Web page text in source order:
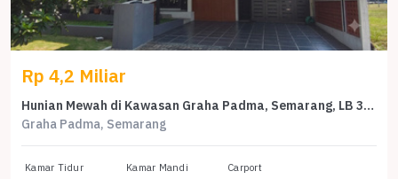
Rp 4,2 Miliar
Hunian Mewah di Kawasan Graha Padma, Semarang, LB 320m², Harga 4,2 Miliar
Graha Padma, Semarang
Kamar Tidur Kamar Mandi Carport